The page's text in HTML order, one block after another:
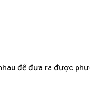
để đưa ra được